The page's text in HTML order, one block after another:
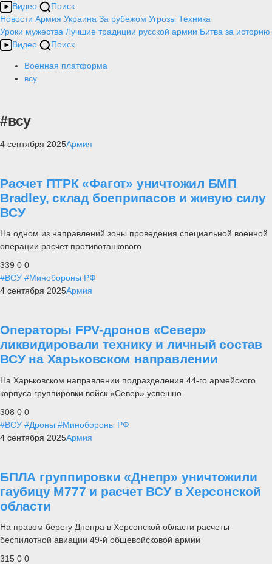
Видео
Поиск
Новости Армия Украина За рубежом Угрозы Техника
Уроки мужества Лучшие традиции русской армии Битва за историю
Видео
Поиск
Военная платформа
всу
#всу
4 сентября 2025Армия
Расчет ПТРК «Фагот» уничтожил БМП
Bradley, склад боеприпасов и живую силу
ВСУ
На одном из направлений зоны проведения специальной военной
операции расчет противотанкового
339 0 0
#ВСУ #Минобороны РФ
4 сентября 2025Армия
Операторы FPV-дронов «Север»
ликвидировали технику и личный состав
ВСУ на Харьковском направлении
На Харьковском направлении подразделения 44-го армейского
корпуса группировки войск «Север» успешно
308 0 0
#ВСУ #Дроны #Минобороны РФ
4 сентября 2025Армия
БПЛА группировки «Днепр» уничтожили
гаубицу М777 и расчет ВСУ в Херсонской
области
На правом берегу Днепра в Херсонской области расчеты
беспилотной авиации 49-й общевойсковой армии
315 0 0